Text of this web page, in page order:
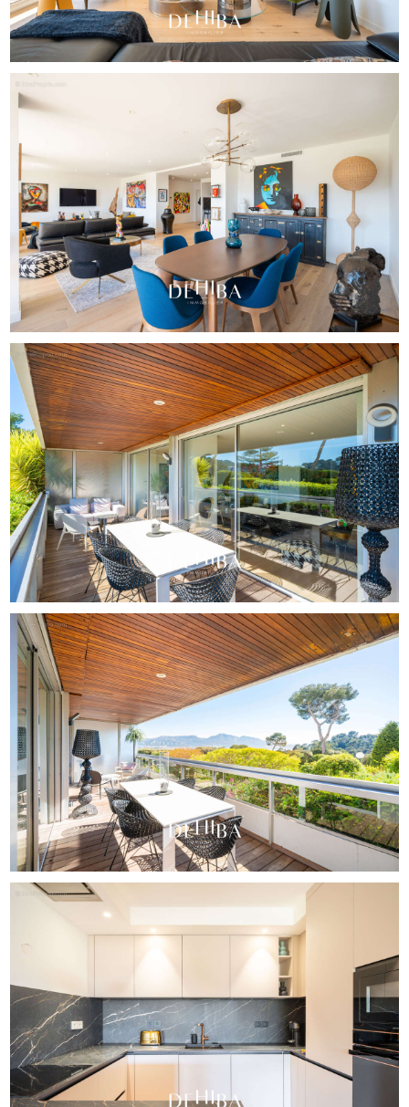
Gardiennage 24h/24 et 7j/7
Magnifiques espaces verts entretenus
Piscine
Courts de tennis
Restaurant au sein de la résidence
Une cave complète ce bien.
Les charges de copropriété, d’environ 800 € / mois,
incluent :
Eau froide et eau chaude
Chauffage et climatisation
Entretien des parties communes et des espaces verts
Ascenseurs
Gardiennage permanent
Accès aux équipements (piscine, tennis, restaurants)
Le stationnement est libre et aisé au sein de la résidence.
Bien extrêmement rare sur le marché, idéal pour une
clientèle en quête d’un cadre de vie exclusif dans un
environnement sécurisé et privilégié.
Pour plus d’informations ou organiser une visite privée,
contactez-nous.